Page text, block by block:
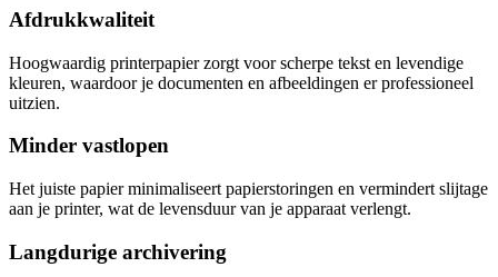
Afdrukkwaliteit
Hoogwaardig printerpapier zorgt voor scherpe tekst en levendige
kleuren, waardoor je documenten en afbeeldingen er professioneel
uitzien.
Minder vastlopen
Het juiste papier minimaliseert papierstoringen en vermindert slijtage
aan je printer, wat de levensduur van je apparaat verlengt.
Langdurige archivering